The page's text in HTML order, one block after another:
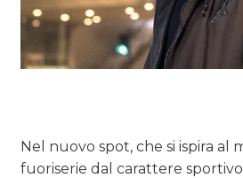
Nel nuovo spot, che si ispira al
fuoriserie dal carattere